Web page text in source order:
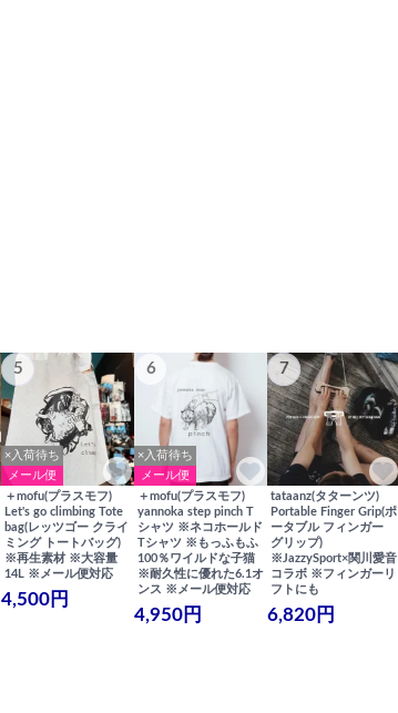
5
×入荷待ち
メール便
＋mofu(プラスモフ)
Let's go climbing Tote
bag(レッツゴー クライ
ミング トートバッグ)
※再生素材 ※大容量
14L ※メール便対応
4,500円
6
×入荷待ち
メール便
＋mofu(プラスモフ)
yannoka step pinch T
シャツ ※ネコホールド
Tシャツ ※もっふもふ
100％ワイルドな子猫
※耐久性に優れた6.1オ
ンス ※メール便対応
4,950円
7
tataanz(タターンツ)
Portable Finger Grip(ポ
ータブル フィンガー
グリップ)
※JazzySport×関川愛音
コラボ ※フィンガーリ
フトにも
6,820円